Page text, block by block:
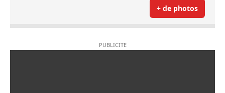
+ de photos